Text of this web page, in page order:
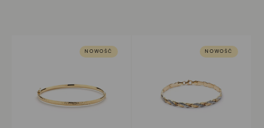
NOWOŚĆ NOWOŚĆ